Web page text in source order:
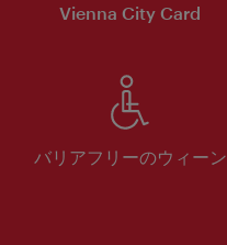
Vienna City Card
バリアフリーのウィーン